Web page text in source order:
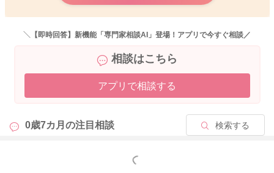
＼【即時回答】新機能「専門家相談AI」登場！アプリで今すぐ相談／
相談はこちら
アプリで相談する
0歳7カ月の注目相談 検索する
もっと見る